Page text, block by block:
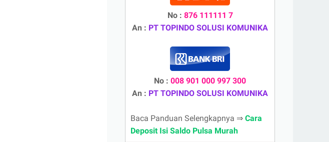
No : 876 111111 7
An : PT TOPINDO SOLUSI KOMUNIKA
No : 008 901 000 997 300
An : PT TOPINDO SOLUSI KOMUNIKA
Baca Panduan Selengkapnya ⇒ Cara
Deposit Isi Saldo Pulsa Murah